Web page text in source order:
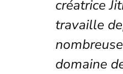
créatrice
travaille
domaine